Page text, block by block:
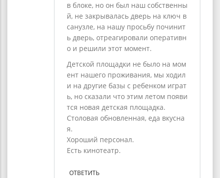
в блоке, но он был наш собственны
й, не закрывалась дверь на ключ в
санузле, на нашу просьбу починит
ь дверь, отреагировали оперативн
о и решили этот момент.
Детской площадки не было на мом
ент нашего проживания, мы ходил
и на другие базы с ребенком играт
ь, но сказали что этим летом появи
тся новая детская площадка.
Столовая обновленная, еда вкусна
я.
Хороший персонал.
Есть кинотеатр.
ОТВЕТИТЬ